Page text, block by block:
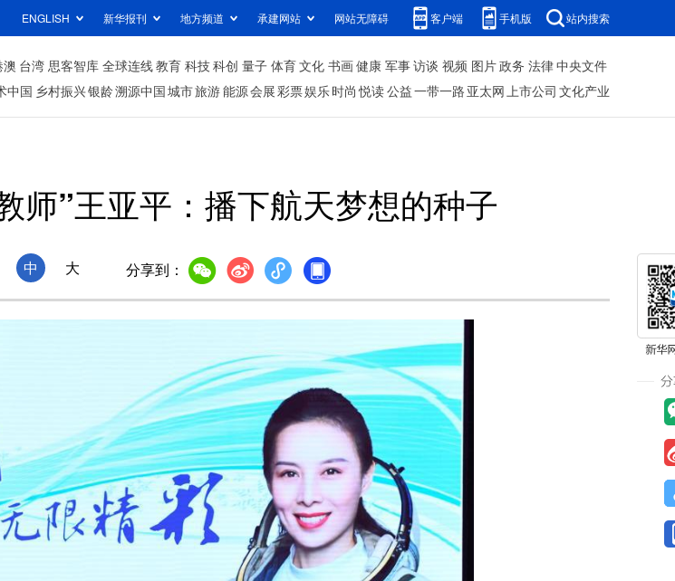
ENGLISH 新华报刊 地方频道 承建网站 网站无障碍 客户端 手机版 站内搜索
澳 台湾 思客智库 全球连线教育 科技科创 量子 体育文化 书画健康 军事访谈 视频 图片政务 法律中央文件
中国 乡村振兴银龄溯源中国城市旅游能源会展彩票娱乐时尚 悦读公益一带一路 亚太网上市公司 文化产业
师”王亚平：播下航天梦想的种子
中 大 分享到：